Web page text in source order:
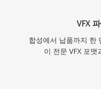
VFX
합성에서 납품까지 한
이 전문 VFX 포